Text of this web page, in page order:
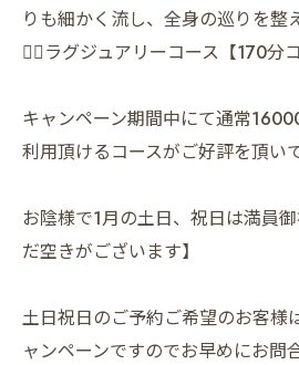
りも細かく流し、全身の巡りを整
💆‍♀️ラグジュアリーコース【170分コ
キャンペーン期間中にて通常
利用頂けるコースがご好評を頂い
お陰様で1月の土日、祝日は満員
だ空きがございます】
土日祝日のご予約ご希望のお客様
ャンペーンですのでお早めにお問